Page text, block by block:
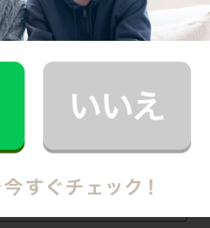
・津島市 ・刈谷市 ・豊田市・犬
東海市・ 知多市 ・
尾張旭
進市・愛西市・清須市・北名古屋
あま市 ・長久手市・東郷町・豊山
行のサービス詳細